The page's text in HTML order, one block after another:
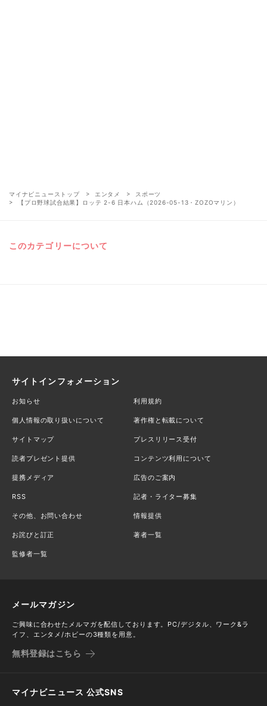
マイナビニューストップ エンタメ
スポーツ
【プロ野球試合結果】ロッテ 2-6 日本ハム（2026-05-13・ZOZOマリン）
このカテゴリーについて
サイトインフォメーション
お知らせ 利用規約
個人情報の取り扱いについて 著作権と転載について
サイトマップ プレスリリース受付
読者プレゼント提供 コンテンツ利用について
提携メディア 広告のご案内
RSS 記者・ライター募集
その他、お問い合わせ 情報提供
お詫びと訂正 著者一覧
監修者一覧
メールマガジン
ご興味に合わせたメルマガを配信しております。PC/デジタル、ワーク&ラ
イフ、エンタメ/ホビーの3種類を用意。
無料登録はこちら
マイナビニュース 公式SNS